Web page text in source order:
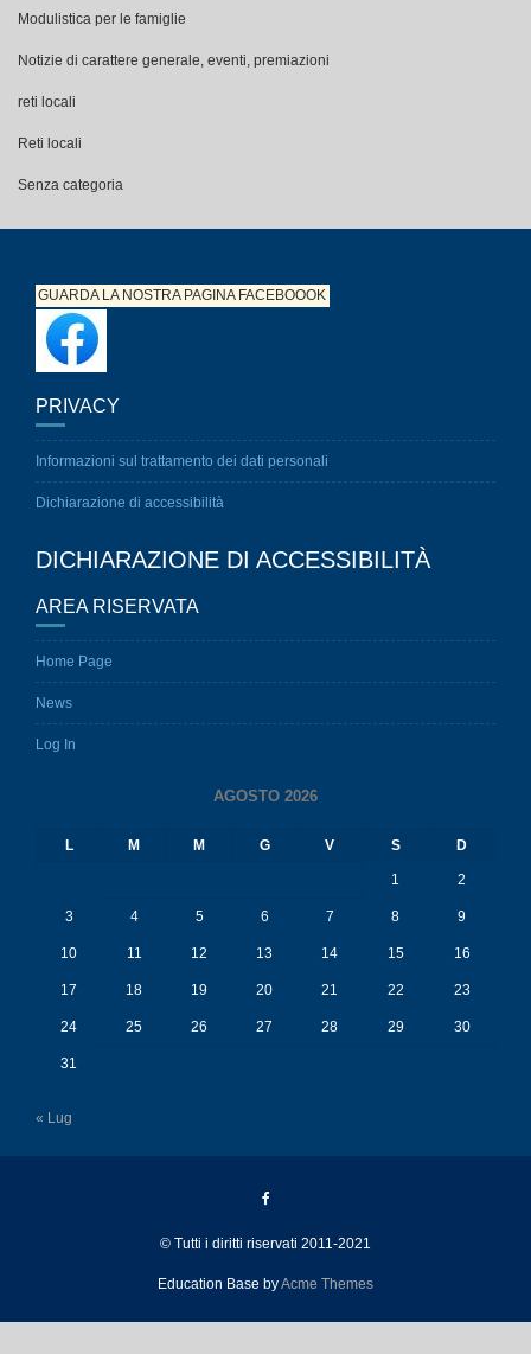
Modulistica per le famiglie
Notizie di carattere generale, eventi, premiazioni
reti locali
Reti locali
Senza categoria
GUARDA LA NOSTRA PAGINAFACEBOOOK
PRIVACY
Informazioni sul trattamento dei dati personali
Dichiarazione di accessibilità
DICHIARAZIONE DI ACCESSIBILITÀ
AREA RISERVATA
Home Page
News
Log In
AGOSTO 2026
L M M G V S D
1 2
3 4 5 6 7 8 9
10 11 12 13 14 15 16
17 18 19 20 21 22 23
24 25 26 27 28 29 30
31
« Lug
© Tutti i diritti riservati 2011-2021
Education Base byAcme Themes